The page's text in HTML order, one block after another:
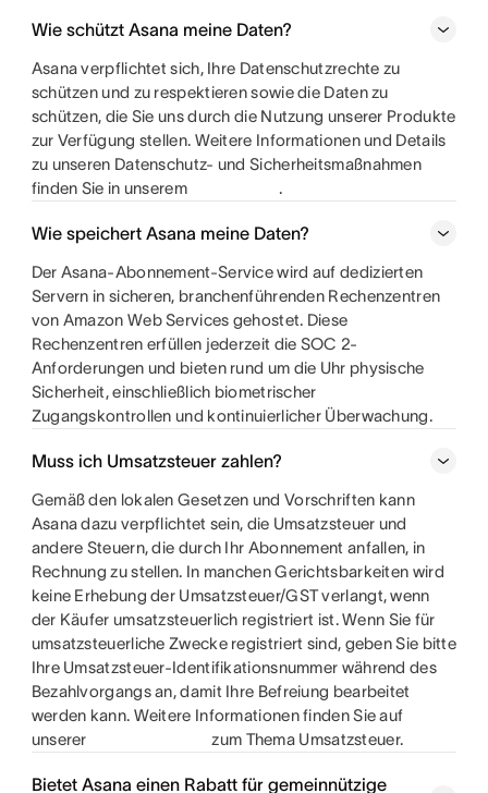
Wie schützt Asana meine Daten?
Asana verpflichtet sich, Ihre Datenschutzrechte zu
schützen und zu respektieren sowie die Daten zu
schützen, die Sie uns durch die Nutzung unserer Produkte
zur Verfügung stellen. Weitere Informationen und Details
zu unseren Datenschutz- und Sicherheitsmaßnahmen
finden Sie in unserem
.
Wie speichert Asana meine Daten?
Der Asana-Abonnement-Service wird auf dedizierten
Servern in sicheren, branchenführenden Rechenzentren
von Amazon Web Services gehostet. Diese
Rechenzentren erfüllen jederzeit die SOC 2-
Anforderungen und bieten rund um die Uhr physische
Sicherheit, einschließlich biometrischer
Zugangskontrollen und kontinuierlicher Überwachung.
Muss ich Umsatzsteuer zahlen?
Gemäß den lokalen Gesetzen und Vorschriften kann
Asana dazu verpflichtet sein, die Umsatzsteuer und
andere Steuern, die durch Ihr Abonnement anfallen, in
Rechnung zu stellen. In manchen Gerichtsbarkeiten wird
keine Erhebung der Umsatzsteuer/GST verlangt, wenn
der Käufer umsatzsteuerlich registriert ist. Wenn Sie für
umsatzsteuerliche Zwecke registriert sind, geben Sie bitte
Ihre Umsatzsteuer-Identifikationsnummer während des
Bezahlvorgangs an, damit Ihre Befreiung bearbeitet
werden kann. Weitere Informationen finden Sie auf
unserer
zum Thema Umsatzsteuer.
Bietet Asana einen Rabatt für gemeinnützige